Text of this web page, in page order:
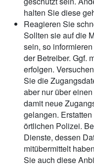
halten Sie diese
Reagieren Sie
Sollten sie auf die
sein, so
der Betreiber. Ggf.
erfolgen.
Sie die
aber nur über
damit neue
gelangen.
örtlichen Polizei.
Dienste, dessen
mitübermittelt
Sie auch diese